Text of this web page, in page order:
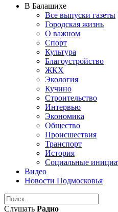
В Балашихе
Все выпуски газеты
Городская жизнь
О важном
Спорт
Культура
Благоустройство
ЖКХ
Экология
Кучино
Строительство
Интервью
Экономика
Общество
Происшествия
Транспорт
История
Социальные
Видео
Новости Подмосковья
Слушать Радио